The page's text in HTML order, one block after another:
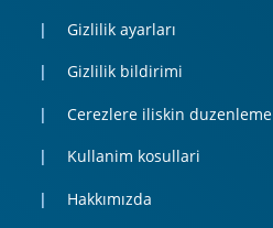
Gizlilik ayarları
Gizlilik bildirimi
Cerezlere iliskin duzenleme
Kullanim kosullari
Hakkımızda